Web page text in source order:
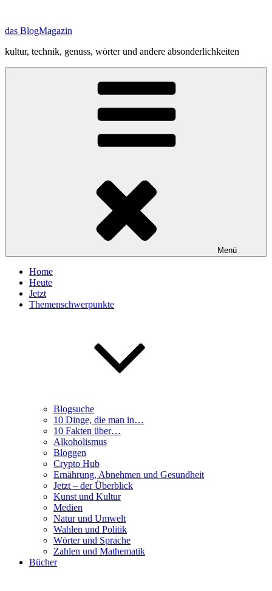
springen
das BlogMagazin
kultur, technik, genuss, wörter und andere absonderlichkeiten
Menü
Home
Heute
Jetzt
Themenschwerpunkte
Blogsuche
10 Dinge, die man in…
10 Fakten über…
Alkoholismus
Bloggen
Crypto Hub
Ernährung, Abnehmen und Gesundheit
Jetzt – der Überblick
Kunst und Kultur
Medien
Natur und Umwelt
Wahlen und Politik
Wörter und Sprache
Zahlen und Mathematik
Bücher